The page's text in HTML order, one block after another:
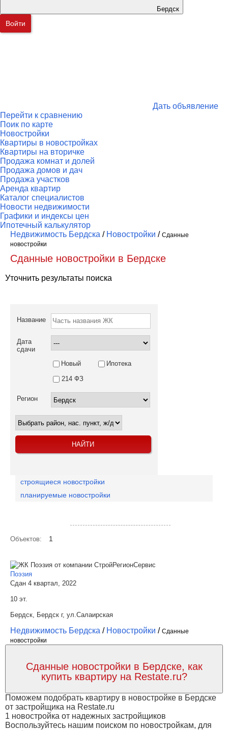
Бердск
Войти
Дать объявление
Перейти к сравнению
Поик по карте
Новостройки
Квартиры в новостройках
Квартиры на вторичке
Продажа комнат и долей
Продажа домов и дач
Продажа участков
Аренда квартир
Каталог специалистов
Новости недвижимости
Графики и индексы цен
Ипотечный калькулятор
Недвижимость Бердска / Новостройки / Сданные
новостройки
Сданные новостройки в Бердске
Уточнить результаты поиска
Название
Дата
сдачи
Новый
Ипотека
214 ФЗ
Регион
строящиеся новостройки
планируемые новостройки
Объектов: 1
Поэзия
Сдан 4 квартал, 2022
10 эт.
Бердск, Бердск г, ул.Салаирская
Недвижимость Бердска / Новостройки / Сданные
новостройки
Сданные новостройки в Бердске, как
купить квартиру на Restate.ru?
Поможем подобрать квартиру в новостройке в Бердске
от застройщика на Restate.ru
1 новостройка от надежных застройщиков
Воспользуйтесь нашим поиском по новостройкам, для